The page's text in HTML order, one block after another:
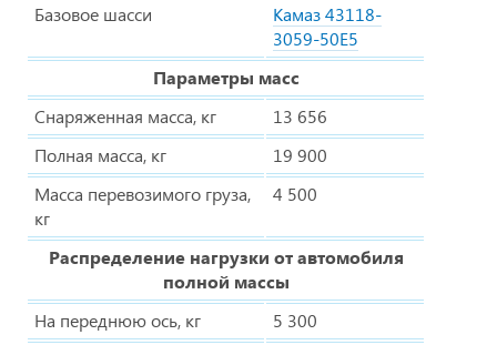
Базовое шасси
Камаз 43118-
3059-50Е5
Параметры масс
Снаряженная масса, кг
13 656
Полная масса, кг
19 900
Масса перевозимого груза,
кг
4 500
Распределение нагрузки от автомобиля
полной массы
На переднюю ось, кг
5 300